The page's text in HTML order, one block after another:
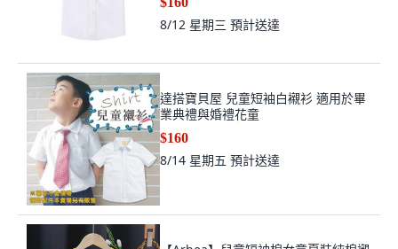
8/12 星期三 預計送達
達搭寶貝屋 兒童短袖白襯衫 適用於畢
業典禮與婚禮花童
$160
8/14 星期五 預計送達